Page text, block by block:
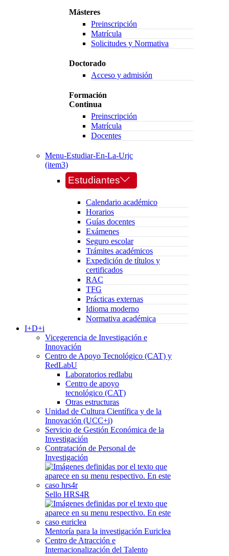
Másteres
Preinscripción
Matrícula
Solicitudes y Normativa
Doctorado
Acceso y admisión
Formación
Continua
Preinscripción
Matrícula
Docentes
Menu-Estudiar-En-La-Urjc
(item3)
Estudiantes
Calendario académico
Horarios
Guías docentes
Exámenes
Seguro escolar
Trámites académicos
Expedición de títulos y
certificados
RAC
TFG
Prácticas externas
Idioma moderno
Normativa académica
I+D+i
Vicegerencia de Investigación e
Innovación
Centro de Apoyo Tecnológico (CAT) y
RedLabU
Laboratorios redlabu
Centro de apoyo
tecnológico (CAT)
Otras estructuras
Unidad de Cultura Científica y de la
Innovación (UCC+i)
Servicio de Gestión Económica de la
Investigación
Contratación de Personal de
Investigación
Sello HRS4R
Mentoría para la investigación Euriclea
Centro de Atracción e
Internacionalización del Talento